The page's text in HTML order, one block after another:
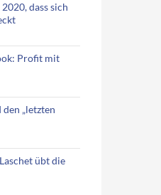
dass sich
Profit mit
„letzten
übt die